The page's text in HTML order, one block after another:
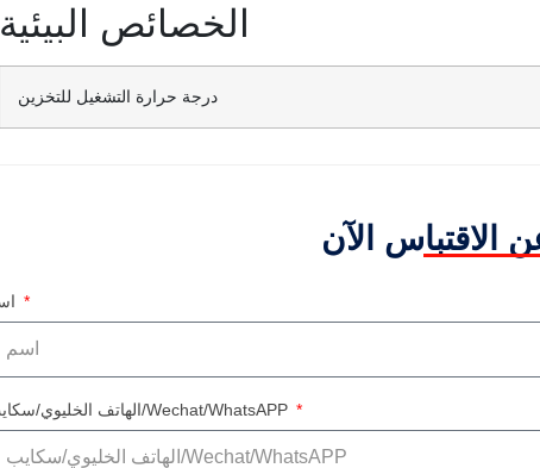
الخصائص البيئية
درجة حرارة التشغيل للتخزين
الهاتف الخليوي/سكايب/Wechat/WhatsAPP